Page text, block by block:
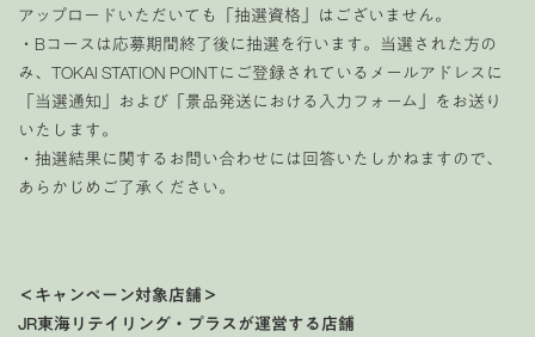
アップロードいただいても「抽選資格」はございません。
・Bコースは応募期間終了後に抽選を行います。当選された方の
み、TOKAI STATION POINTにご登録されているメールアドレスに
「当選通知」および「景品発送における入力フォーム」をお送り
いたします。
・抽選結果に関するお問い合わせには回答いたしかねますので、
あらかじめご了承ください。
＜キャンペーン対象店舗＞
JR東海リテイリング・プラスが運営する店舗